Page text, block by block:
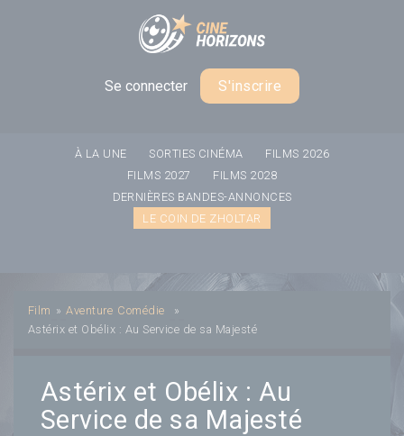
Se connecter S'inscrire
À LA UNE SORTIES CINÉMA
FILMS 2026
FILMS 2027
FILMS 2028
DERNIÈRES BANDES-ANNONCES
LE COIN DE ZHOLTAR
Film » Aventure Comédie
»
Astérix et Obélix : Au Service de sa Majesté
Astérix et Obélix : Au
Service de sa Majesté
Panneau de gestion des cookies